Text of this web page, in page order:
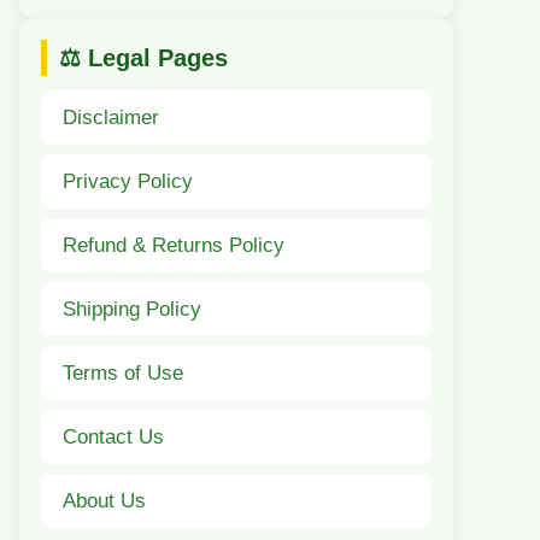
⚖️ Legal Pages
Disclaimer
Privacy Policy
Refund & Returns Policy
Shipping Policy
Terms of Use
Contact Us
About Us